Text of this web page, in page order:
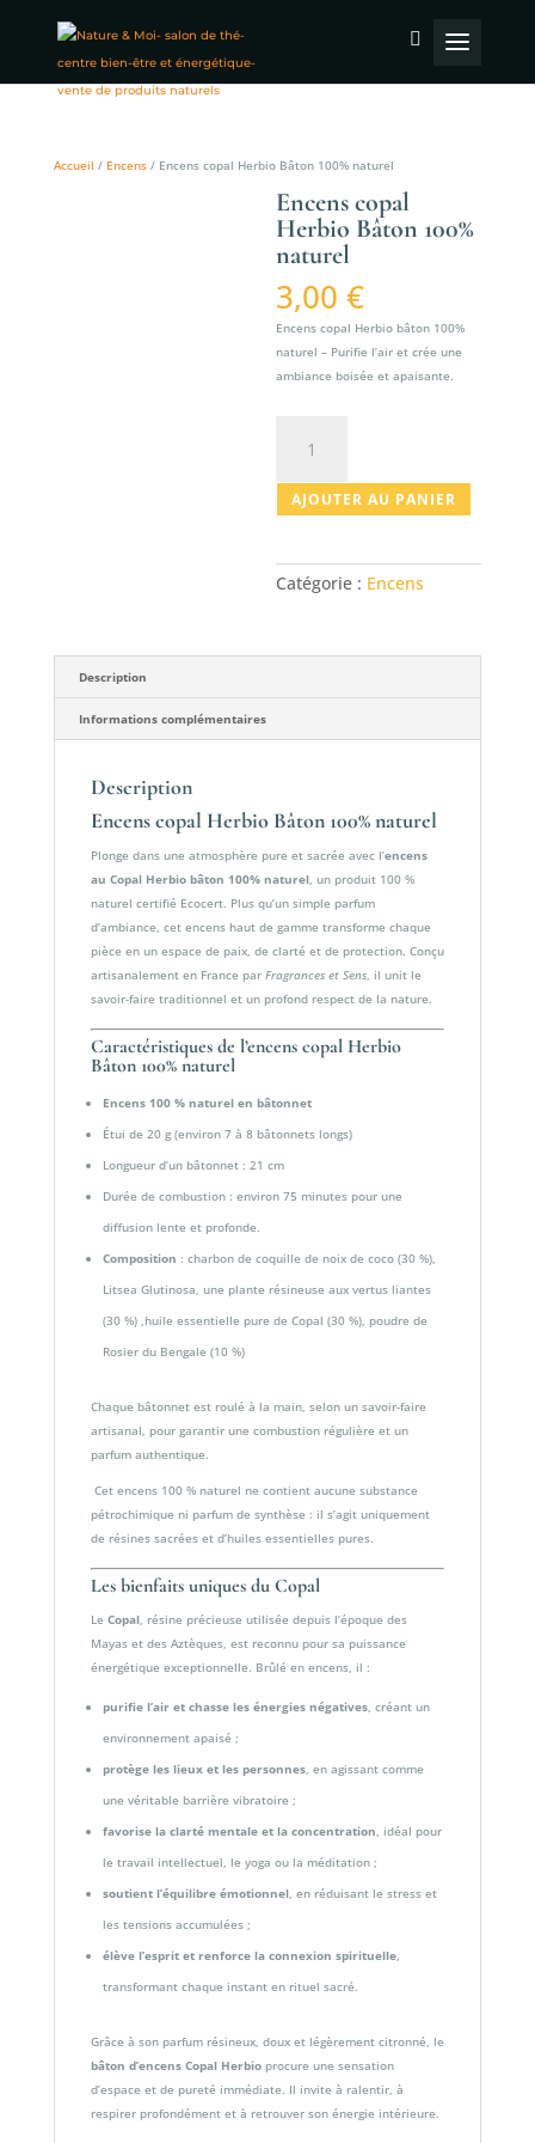
Accueil / Encens/ Encens copal Herbio Bâton 100% naturel
Encens copal
Herbio Bâton 100%
naturel
3,00€
Encens copal Herbio bâton 100%
naturel – Purifie l’air et crée une
ambiance boisée et apaisante.
copal
naturel
AJOUTER AU PANIER
Catégorie : Encens
Description
Informations complémentaires
Description
Encens copal Herbio Bâton 100% naturel
Plonge dans une atmosphère pure et sacrée avec l’encens
au Copal Herbio bâton 100% naturel, un produit 100 %
naturel certifié Ecocert. Plus qu’un simple parfum
d’ambiance, cet encens haut de gamme transforme chaque
pièce en un espace de paix, de clarté et de protection. Conçu
artisanalement en France par Fragrances et Sens, il unit le
savoir-faire traditionnel et un profond respect de la nature.
Caractéristiques de l’encens copal Herbio
Bâton 100% naturel
Encens 100 % naturel en bâtonnet
Étui de 20 g (environ 7 à 8 bâtonnets longs)
Longueur d’un bâtonnet : 21 cm
Durée de combustion : environ 75 minutes pour une
diffusion lente et profonde.
Composition : charbon de coquille de noix de coco (30 %),
Litsea Glutinosa, une plante résineuse aux vertus liantes
(30 %) ,huile essentielle pure de Copal (30 %), poudre de
Rosier du Bengale (10 %)
Chaque bâtonnet est roulé à la main, selon un savoir-faire
artisanal, pour garantir une combustion régulière et un
parfum authentique.
Cet encens 100 % naturel ne contient aucune substance
pétrochimique ni parfum de synthèse : il s’agit uniquement
de résines sacrées et d’huiles essentielles pures.
Les bienfaits uniques du Copal
Le Copal, résine précieuse utilisée depuis l’époque des
Mayas et des Aztèques, est reconnu pour sa puissance
énergétique exceptionnelle. Brûlé en encens, il :
purifie l’air et chasse les énergies négatives, créant un
environnement apaisé ;
protège les lieux et les personnes, en agissant comme
une véritable barrière vibratoire ;
favorise la clarté mentale et la concentration, idéal pour
le travail intellectuel, le yoga ou la méditation ;
soutient l’équilibre émotionnel, en réduisant le stress et
les tensions accumulées ;
élève l’esprit et renforce la connexion spirituelle,
transformant chaque instant en rituel sacré.
Grâce à son parfum résineux, doux et légèrement citronné, le
bâton d’encens Copal Herbioprocure une sensation
d’espace et de pureté immédiate. Il invite à ralentir, à
respirer profondément et à retrouver son énergie intérieure.